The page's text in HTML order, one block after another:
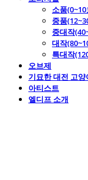
소품
중품
중대작
대작
특대작
오브제
기묘한 대전 고양
아티스트
엘디프 소개